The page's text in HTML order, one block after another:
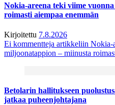
Nokia-areena teki viime
roimasti aiempaa enemmän
Kirjoitettu 7.8.2026
Ei kommentteja artikkeliin Nokia-
miljoonatappion – miinusta
Betolarin hallitukseen
jatkaa puheenjohtajana